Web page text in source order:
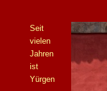
Seit
vielen
Jahren
ist
Yürgen